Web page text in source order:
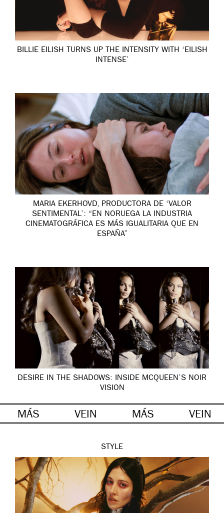
BILLIE EILISH TURNS UP THE INTENSITY WITH ‘EILISH
INTENSE’
MARIA EKERHOVD, PRODUCTORA DE ‘VALOR
SENTIMENTAL’: “EN NORUEGA LA INDUSTRIA
CINEMATOGRÁFICA ES MÁS IGUALITARIA QUE EN
ESPAÑA”
DESIRE IN THE SHADOWS: INSIDE MCQUEEN’S NOIR
VISION
MÁS VEIN MÁS VEIN
STYLE